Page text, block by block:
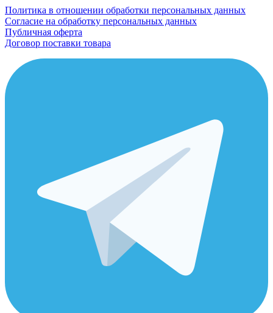
Политика в отношении обработки персональных данных
Согласие на обработку персональных данных
Публичная оферта
Договор поставки товара